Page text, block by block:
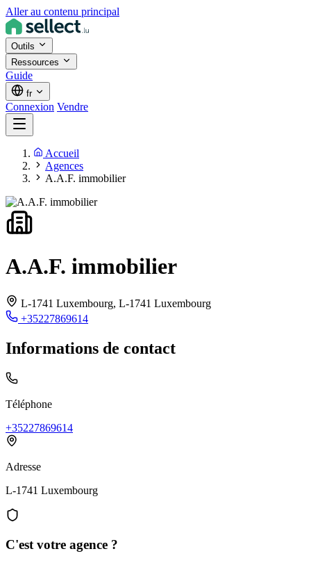
Aller au contenu principal
Outils
Ressources
Guide
fr
Connexion Vendre
Accueil
Agences
A.A.F. immobilier
A.A.F. immobilier
L-1741 Luxembourg, L-1741 Luxembourg
+35227869614
Informations de contact
Téléphone
+35227869614
Adresse
L-1741 Luxembourg
C'est votre agence ?